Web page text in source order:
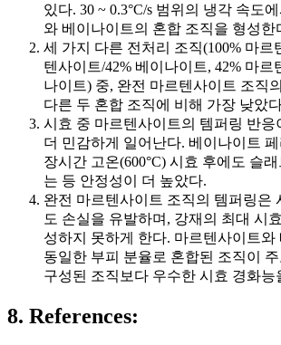
있다. 30 ~ 0.3°C/s 범위의 냉각 속도
와 베이나이트의 혼합 조직을 형성한
세 가지 다른 전처리 조직(100% 마르
텐사이트/42% 베이나이트, 42% 마르
나이트) 중, 완전 마르텐사이트 조직
다른 두 혼합 조직에 비해 가장 낮았
시효 중 마르텐사이트의 템퍼링 반
더 민감하게 일어난다. 베이나이트
장시간 고온(600°C) 시효 후에도 슬
는 등 안정성이 더 높았다.
완전 마르텐사이트 조직의 템퍼링은
도 손실을 유발하며, 강재의 최대 시
성하지 못하게 한다. 마르텐사이트와
동일한 부피 분율로 혼합된 조직이
구성된 조직보다 우수한 시효 경화능
8. References: